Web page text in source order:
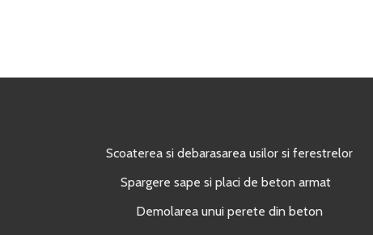
Scoaterea si debarasarea usilor si ferestrelor
Spargere sape si placi de beton armat
Demolarea unui perete din beton